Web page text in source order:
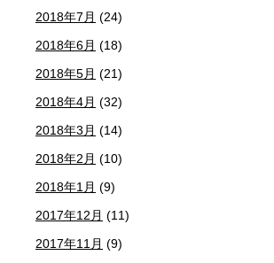
2018年7月 (24)
2018年6月 (18)
2018年5月 (21)
2018年4月 (32)
2018年3月 (14)
2018年2月 (10)
2018年1月 (9)
2017年12月 (11)
2017年11月 (9)